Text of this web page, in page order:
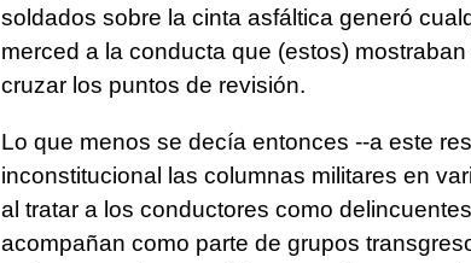
soldados sobre la cinta asfáltica generó
merced a la conducta que (estos)
cruzar los puntos de revisión.
Lo que menos se decía entonces --a este
inconstitucional las columnas militares en
al tratar a los conductores como
acompañan como parte de grupos